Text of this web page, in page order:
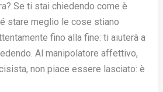
Se ti stai chiedendo come è
stare meglio le cose stiano
fino alla fine: ti aiuterà a
Al manipolatore affettivo,
non piace essere lasciato: è